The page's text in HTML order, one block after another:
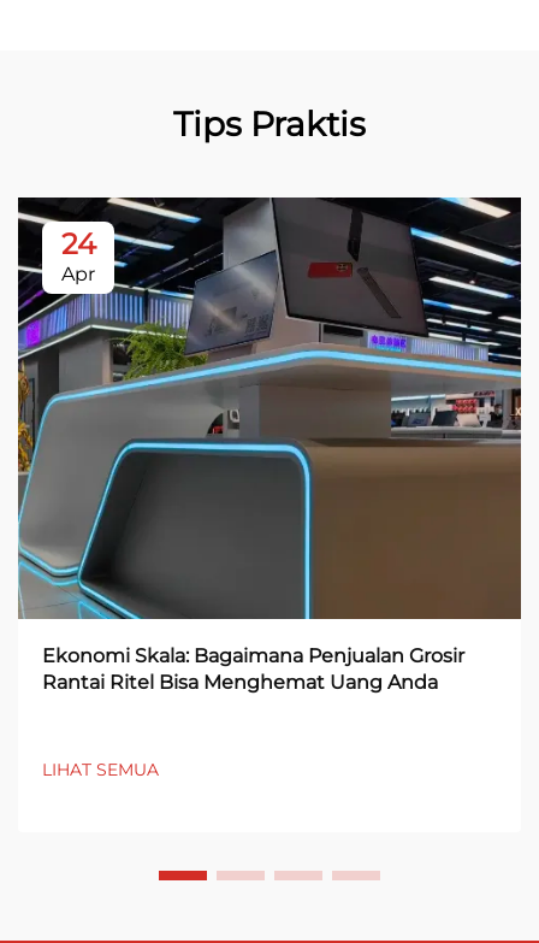
Tips Praktis
24
Apr
Ekonomi Skala: Bagaimana Penjualan Grosir
Rantai Ritel Bisa Menghemat Uang Anda
LIHAT SEMUA